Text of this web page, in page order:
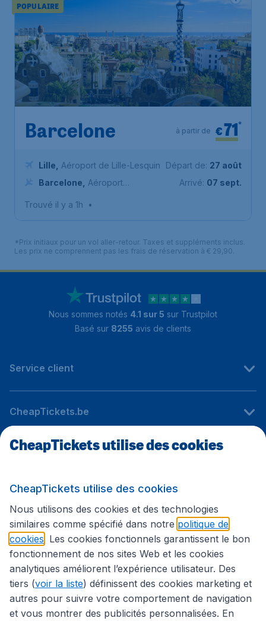
POPULAIRE
Barcelone €71*
à partir de
Lille
Aéroport de Lille-Lesquin
Barcelone
Aéroport
Prat
Départ de: 27 août
Arrivé: 07 sept.
Trouvé il y a 1h •
*Prix initiaux pour un vol aller-retour. Taxes et suppléments inclus.
Les prix ne comprennent pas les frais de réservation à € 29,90.
Nous sommes notés 4.1 sur 5 sur Trustpilot
Basé sur 8255 avis de clients
Service client
CheapTickets.be
Sites internationaux
Suivez CheapTickets.be
CheapTickets utilise des cookies
CheapTickets utilise des cookies
Nous utilisons des cookies et des technologies
similaires comme spécifié dans notre politique de
cookies . Les cookies fonctionnels garantissent le bon
fonctionnement de nos sites Web et les cookies
analytiques améliorent l’expérience utilisateur. Des
tiers (voir la liste) définissent des cookies marketing et
autres pour suivre votre comportement de navigation
et vous montrer des publicités personnalisées. En